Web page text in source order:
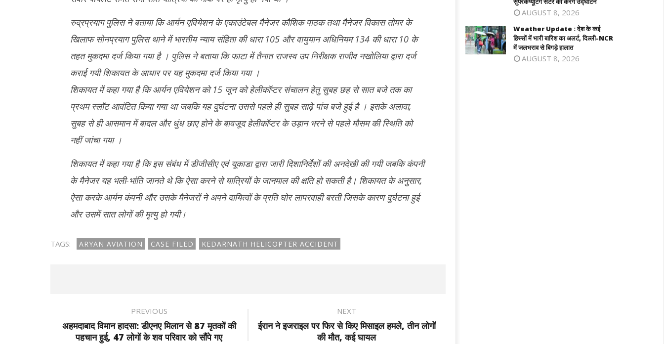
मुकदमा दर्ज, हादसे में 7 लोगों की हुई थी मौत
16,
2025
देवेंद्रनाथ महतो बोले- आश्वासन नहीं, ठोस कार्रवाई
June
16,
16,
2025
आरक्षण विधेयक के समर्थन में नहीं होनी चाहिए
आईआईटी दिल्ली के 57वें दीक्षांत समारोह में होंगे
शामिल, 'परम प्रज्ञा' सुपरकंप्यूटिंग सेंटर का
June
16,
2025
रुद्रप्रयाग पुलिस ने बताया कि आर्यन एवियेशन के एकाउंटेबल मैनेजर कौशिक पाठक तथा मैनेजर विकास तोमर के
खिलाफ सोनप्रयाग पुलिस थाने में भारतीय न्याय संहिता की धारा 105 और वायुयान अधिनियम 134 की धारा 10 के
तहत मुकदमा दर्ज किया गया है । पुलिस ने बताया कि फाटा में तैनात राजस्व उप निरीक्षक राजीव नखोलिया द्वारा दर्ज
कराई गयी शिकायत के आधार पर यह मुकदमा दर्ज किया गया ।
शिकायत में कहा गया है कि आर्यन एवियेशन को 15 जून को हेलीकॉप्टर संचालन हेतु सुबह छह से सात बजे तक का
प्रथम स्लॉट आवंटित किया गया था जबकि यह दुर्घटना उससे पहले ही सुबह साढ़े पांच बजे हुई है । इसके अलावा,
सुबह से ही आसमान में बादल और धुंध छाए होने के बावजूद हेलीकॉप्टर के उड़ान भरने से पहले मौसम की स्थिति को
नहीं जांचा गया ।
शिकायत में कहा गया है कि इस संबंध में डीजीसीए एवं यूकाडा द्वारा जारी दिशानिर्देशों की अनदेखी की गयी जबकि कंपनी
के मैनेजर यह भली-भांति जानते थे कि ऐसा करने से यात्रियों के जानमाल की क्षति हो सकती है। शिकायत के अनुसार,
ऐसा करके आर्यन कंपनी और उसके मैनेजरों ने अपने दायित्वों के प्रति घोर लापरवाही बरती जिसके कारण दुर्घटना हुई
और उसमें सात लोगों की मृत्यु हो गयी।
TAGS: ARYAN AVIATION CASE FILED KEDARNATH HELICOPTER ACCIDENT
PREVIOUS
अहमदाबाद विमान हादसा: डीएनए मिलान से 87 मृतकों की
पहचान हुई, 47 लोगों के शव परिवार को सौंपे गए
NEXT
ईरान ने इजराइल पर फिर से किए मिसाइल हमले, तीन लोगों
की मौत, कई घायल
AUGUST 8, 2026
Weather Update : देश के कई
हिस्सों में भारी बारिश का अलर्ट, दिल्ली-NCR
में जलभराव से बिगड़े हालात
AUGUST 8, 2026